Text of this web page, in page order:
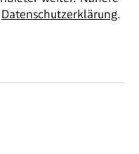
Datenschutzerklärung.